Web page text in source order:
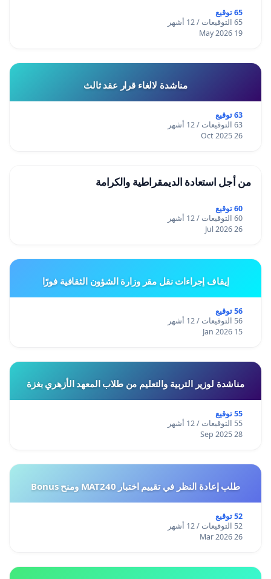
65 توقيع
65 التوقيعات / 12 أشهر
19 May 2026
مناشدة لالغاء قرار عقد ثالث
63 توقيع
63 التوقيعات / 12 أشهر
26 Oct 2025
من أجل استعادة الديمقراطية والكرامة
60 توقيع
60 التوقيعات / 12 أشهر
26 Jul 2026
إيقاف إجراءات نقل مقر وزارة الشؤون الثقافية فورًا
56 توقيع
56 التوقيعات / 12 أشهر
15 Jan 2026
مناشدة لوزير التربية والتعليم من طلاب المعهد الأزهري بغزة
55 توقيع
55 التوقيعات / 12 أشهر
28 Sep 2025
طلب إعادة النظر في تقييم اختبار MAT240 ومنح Bonus
52 توقيع
52 التوقيعات / 12 أشهر
26 Mar 2026